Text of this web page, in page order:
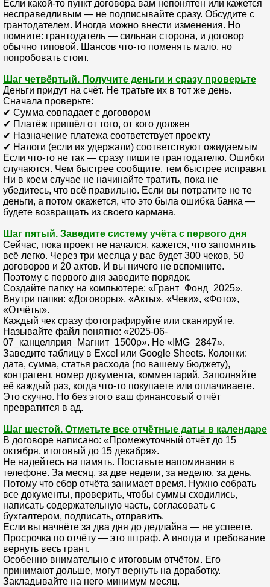
Если какой-то пункт договора вам непонятен или кажется
несправедливым — не подписывайте сразу. Обсудите с
грантодателем. Иногда можно внести изменения. Но
помните: грантодатель — сильная сторона, и договор
обычно типовой. Шансов что-то поменять мало, но
попробовать стоит.
Шаг четвёртый. Получите деньги и сразу проверьте
Деньги придут на счёт. Не тратьте их в тот же день.
Сначала проверьте:
✔ Сумма совпадает с договором
✔ Платёж пришёл от того, от кого должен
✔ Назначение платежа соответствует проекту
✔ Налоги (если их удержали) соответствуют ожидаемым
Если что-то не так — сразу пишите грантодателю. Ошибки
случаются. Чем быстрее сообщите, тем быстрее исправят.
Ни в коем случае не начинайте тратить, пока не
убедитесь, что всё правильно. Если вы потратите не те
деньги, а потом окажется, что это была ошибка банка —
будете возвращать из своего кармана.
Шаг пятый. Заведите систему учёта с первого дня
Сейчас, пока проект не начался, кажется, что запомнить
всё легко. Через три месяца у вас будет 300 чеков, 50
договоров и 20 актов. И вы ничего не вспомните.
Поэтому с первого дня заведите порядок.
Создайте папку на компьютере: «Грант_Фонд_2025».
Внутри папки: «Договоры», «Акты», «Чеки», «Фото»,
«Отчёты».
Каждый чек сразу фотографируйте или сканируйте.
Называйте файл понятно: «2025-06-
07_канцелярия_Магнит_1500р». Не «IMG_2847».
Заведите таблицу в Excel или Google Sheets. Колонки:
дата, сумма, статья расхода (по вашему бюджету),
контрагент, номер документа, комментарий. Заполняйте
её каждый раз, когда что-то покупаете или оплачиваете.
Это скучно. Но без этого ваш финансовый отчёт
превратится в ад.
Шаг шестой. Отметьте все отчётные даты в календаре
В договоре написано: «Промежуточный отчёт до 15
октября, итоговый до 15 декабря».
Не надейтесь на память. Поставьте напоминания в
телефоне. За месяц, за две недели, за неделю, за день.
Потому что сбор отчёта занимает время. Нужно собрать
все документы, проверить, чтобы суммы сходились,
написать содержательную часть, согласовать с
бухгалтером, подписать, отправить.
Если вы начнёте за два дня до дедлайна — не успеете.
Просрочка по отчёту — это штраф. А иногда и требование
вернуть весь грант.
Особенно внимательно с итоговым отчётом. Его
принимают дольше, могут вернуть на доработку.
Закладывайте на него минимум месяц.